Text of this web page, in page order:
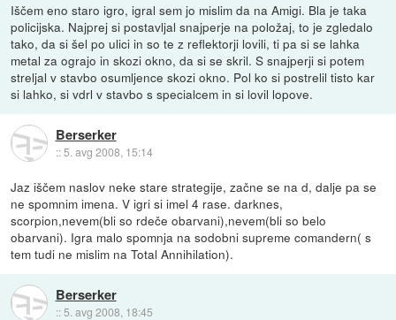
Iščem eno staro igro, igral sem jo mislim da na Amigi. Bla je taka
policijska. Najprej si postavljal snajperje na položaj, to je zgledalo
tako, da si šel po ulici in so te z reflektorji lovili, ti pa si se lahka
metal za ograjo in skozi okno, da si se skril. S snajperji si potem
streljal v stavbo osumljence skozi okno. Pol ko si postrelil tisto kar
si lahko, si vdrl v stavbo s specialcem in si lovil lopove.
Berserker
::5. avg 2008, 15:14
Jaz iščem naslov neke stare strategije, začne se na d, dalje pa se
ne spomnim imena. V igri si imel 4 rase. darknes,
scorpion,nevem(bli so rdeče obarvani),nevem(bli so belo
obarvani). Igra malo spomnja na sodobni supreme comandern( s
tem tudi ne mislim na Total Annihilation).
Berserker
:: 5. avg 2008, 18:45